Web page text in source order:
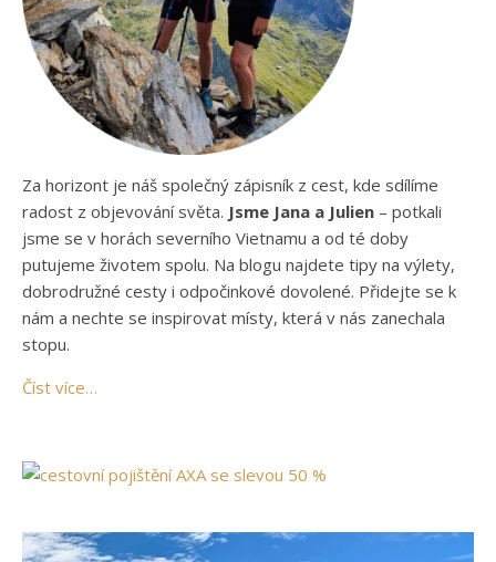
Za horizont je náš společný zápisník z cest, kde sdílíme
radost z objevování světa. Jsme Jana a Julien – potkali
jsme se v horách severního Vietnamu a od té doby
putujeme životem spolu. Na blogu najdete tipy na výlety,
dobrodružné cesty i odpočinkové dovolené. Přidejte se k
nám a nechte se inspirovat místy, která v nás zanechala
stopu.
Číst více…